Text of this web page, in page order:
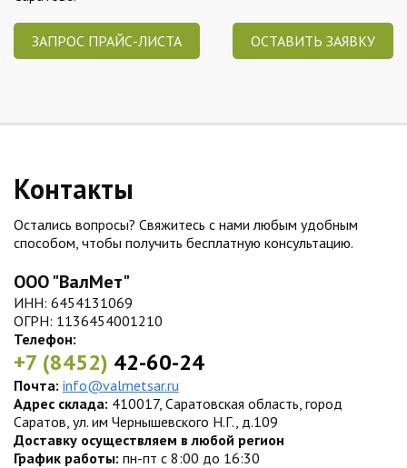
ЗАПРОС ПРАЙС-ЛИСТА ОСТАВИТЬ ЗАЯВКУ
Контакты
Остались вопросы? Свяжитесь с нами любым удобным
способом, чтобы получить бесплатную консультацию.
ООО "ВалМет"
ИНН: 6454131069
ОГРН: 1136454001210
Телефон:
+7 (8452) 42-60-24
Почта: info@valmetsar.ru
Адрес склада: 410017, Саратовская область, город
Саратов, ул. им Чернышевского Н.Г., д.109
Доставку осуществляем в любой регион
График работы: пн-пт с 8:00 до 16:30